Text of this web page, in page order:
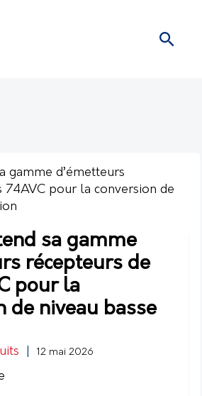
sa gamme
récepteurs de
pour la
de niveau basse
12 mai 2026